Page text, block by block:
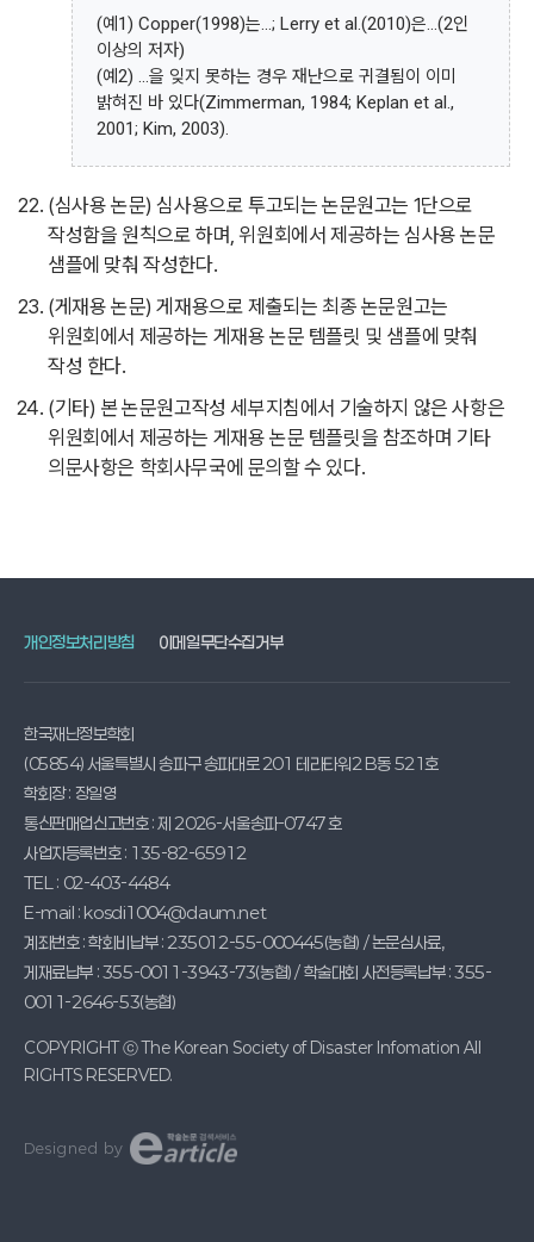
(예1) Copper(1998)는...; Lerry et al.(2010)은...(2인
이상의 저자)
(예2) ...을 잊지 못하는 경우 재난으로 귀결됨이 이미
밝혀진 바 있다(Zimmerman, 1984; Keplan et al.,
2001; Kim, 2003).
(심사용 논문) 심사용으로 투고되는 논문원고는 1단으로
작성함을 원칙으로 하며, 위원회에서 제공하는 심사용 논문
샘플에 맞춰 작성한다.
(게재용 논문) 게재용으로 제출되는 최종 논문원고는
위원회에서 제공하는 게재용 논문 템플릿 및 샘플에 맞춰
작성 한다.
(기타) 본 논문원고작성 세부지침에서 기술하지 않은 사항은
위원회에서 제공하는 게재용 논문 템플릿을 참조하며 기타
의문사항은 학회사무국에 문의할 수 있다.
개인정보처리방침 이메일무단수집거부
한국재난정보학회
(05854) 서울특별시 송파구 송파대로 201 테라타워2 B동 521호
학회장 : 장일영
통신판매업신고번호 : 제 2026-서울송파-0747 호
사업자등록번호 : 135-82-65912
TEL : 02-403-4484
E-mail : kosdi1004@daum.net
계좌번호 : 학회비납부 : 235012-55-000445(농협) / 논문심사료,
게재료납부 : 355-0011-3943-73(농협) / 학술대회 사전등록납부 : 355-
0011-2646-53(농협)
COPYRIGHT ⓒ The Korean Society of Disaster Infomation All
RIGHTS RESERVED.
Designed by